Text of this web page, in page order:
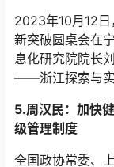
2023年10月12
新突破圆桌会在
息化研究院院长
——浙江探索与实
5.周汉民：加快
级管理制度
全国政协常委、